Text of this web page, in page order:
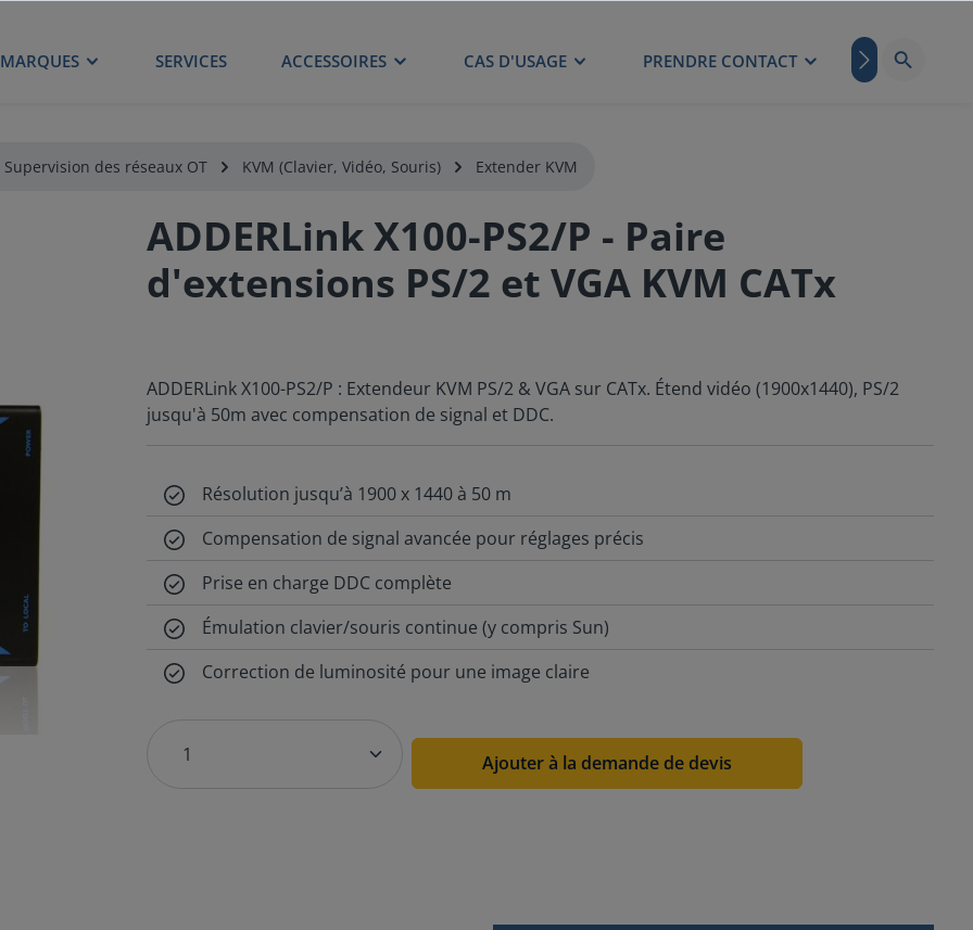
MARQUES SERVICES ACCESSOIRES CAS D'USAGE PRENDRE CONTACT BLOG
Supervision des réseaux OT KVM (Clavier, Vidéo, Souris) Extender KVM
ADDERLink X100-PS2/P - Paire
d'extensions PS/2 et VGA KVM CATx
ADDERLink X100-PS2/P : Extendeur KVM PS/2 & VGA sur CATx. Étend vidéo (1900x1440), PS/2
jusqu'à 50m avec compensation de signal et DDC.
Résolution jusqu’à 1900 x 1440 à 50 m
Compensation de signal avancée pour réglages précis
Prise en charge DDC complète
Émulation clavier/souris continue (y compris Sun)
Correction de luminosité pour une image claire
Ajouter à la demande de devis